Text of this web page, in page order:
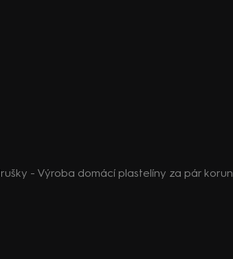
- Výroba domácí plastelíny za pár korun